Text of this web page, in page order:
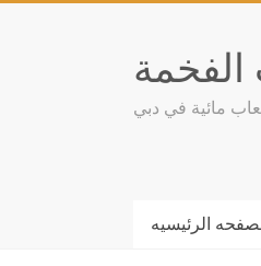
الفخمة
مائية في دبي
الرئيسيه